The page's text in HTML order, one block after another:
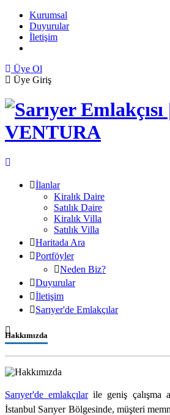
Kurumsal
Duyurular
İletişim
Üye Ol
Üye Giriş
İlanlar
Kiralık Daire
Satılık Daire
Kiralık Villa
Satılık Villa
Haritada Ara
Portföyler
Neden Biz?
Duyurular
İletişim
Sarıyer'de Emlakçılar
Hakkımızda
Sarıyer'de emlakçılarile geniş çalışma
İstanbul Sarıyer Bölgesinde, müşteri